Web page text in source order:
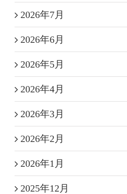
2026年7月
2026年6月
2026年5月
2026年4月
2026年3月
2026年2月
2026年1月
2025年12月